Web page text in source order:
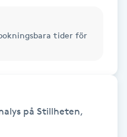
tider för
på Stillheten,